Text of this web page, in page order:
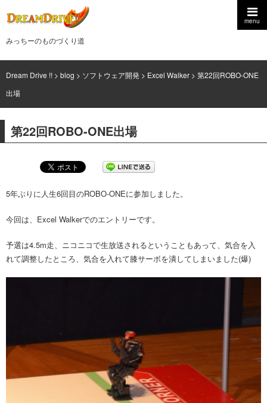
menu
みっちーのものづくり道
Dream Drive !! > blog > ソフトウェア開発 > Excel Walker > 第22回ROBO-ONE
出場
第22回ROBO-ONE出場
5年ぶりに人生6回目のROBO-ONEに参加しました。
今回は、Excel Walkerでのエントリーです。
予選は4.5m走、ニコニコで生放送されるということもあって、気合を入
れて調整したところ、気合を入れて膝サーボを潰してしまいました(爆)